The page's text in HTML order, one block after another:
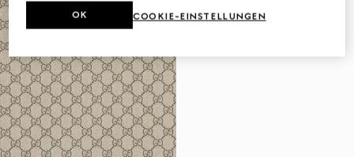
COOKIE-EINSTELLUNGEN
OK